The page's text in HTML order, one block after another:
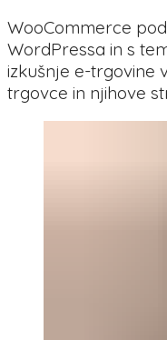
WooCommerce
WordPressa in s
izkušnje e-trgovine
trgovce in njihove